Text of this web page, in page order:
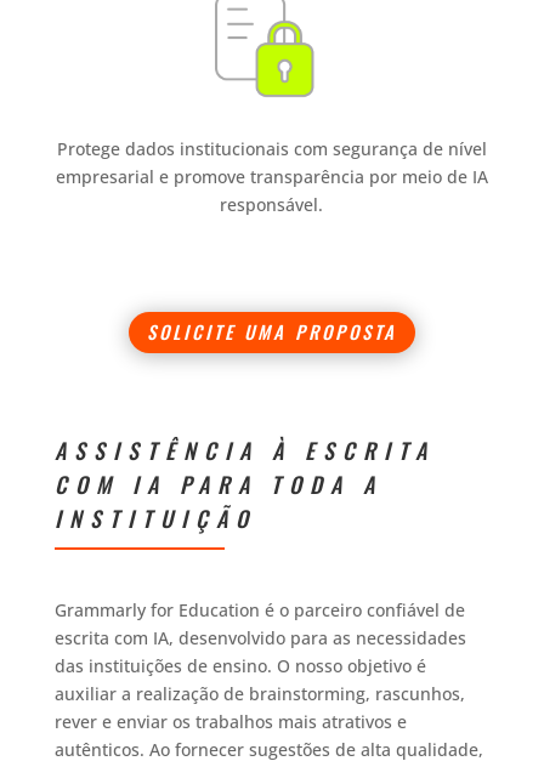
Protege dados institucionais com segurança de nível
empresarial e promove transparência por meio de IA
responsável.
SOLICITE UMA PROPOSTA
ASSISTÊNCIA À ESCRITA
COM IA PARA TODA A
INSTITUIÇÃO
Grammarly for Education é o parceiro confiável de
escrita com IA, desenvolvido para as necessidades
das instituições de ensino. O nosso objetivo é
auxiliar a realização de brainstorming, rascunhos,
rever e enviar os trabalhos mais atrativos e
autênticos. Ao fornecer sugestões de alta qualidade,